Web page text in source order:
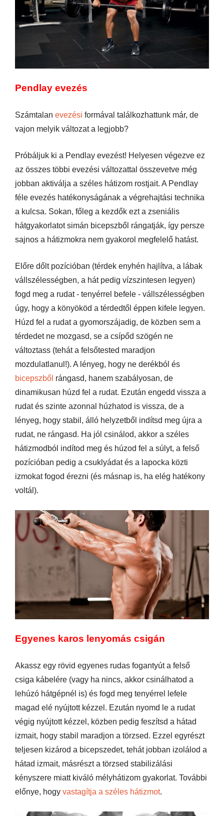
Pendlay evezés
Számtalan evezési formával találkozhattunk már, de
vajon melyik változat a legjobb?
Próbáljuk ki a Pendlay evezést! Helyesen végezve ez
az összes többi evezési változattal összevetve még
jobban aktiválja a széles hátizom rostjait. A Pendlay
féle evezés hatékonyságának a végrehajtási technika
a kulcsa. Sokan, főleg a kezdők ezt a zseniális
hátgyakorlatot simán bicepszből rángatják, így persze
sajnos a hátizmokra nem gyakorol megfelelő hatást.
Előre dőlt pozícióban (térdek enyhén hajlítva, a lábak
vállszélességben, a hát pedig vízszintesen legyen)
fogd meg a rudat - tenyérrel befele - vállszélességben
úgy, hogy a könyököd a térdedtől éppen kifele legyen.
Húzd fel a rudat a gyomorszájadig, de közben sem a
térdedet ne mozgasd, se a csípőd szögén ne
változtass (tehát a felsőtested maradjon
mozdulatlanul!). A lényeg, hogy ne derékból és
bicepszből rángasd, hanem szabályosan, de
dinamikusan húzd fel a rudat. Ezután engedd vissza a
rudat és szinte azonnal húzhatod is vissza, de a
lényeg, hogy stabil, álló helyzetből indítsd meg újra a
rudat, ne rángasd. Ha jól csinálod, akkor a széles
hátizmodból indítod meg és húzod fel a súlyt, a felső
pozícióban pedig a csuklyádat és a lapocka közti
izmokat fogod érezni (és másnap is, ha elég hatékony
voltál).
Egyenes karos lenyomás csigán
Akassz egy rövid egyenes rudas fogantyút a felső
csiga kábelére (vagy ha nincs, akkor csinálhatod a
lehúzó hátgépnél is) és fogd meg tenyérrel lefele
magad elé nyújtott kézzel. Ezután nyomd le a rudat
végig nyújtott kézzel, közben pedig feszítsd a hátad
izmait, hogy stabil maradjon a törzsed. Ezzel egyrészt
teljesen kizárod a bicepszedet, tehát jobban izolálod a
hátad izmait, másrészt a törzsed stabilizálási
kényszere miatt kiváló mélyhátizom gyakorlat. További
előnye, hogy vastagítja a széles hátizmot.